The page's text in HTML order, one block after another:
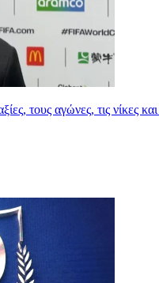
τους αγώνες, τις νίκες